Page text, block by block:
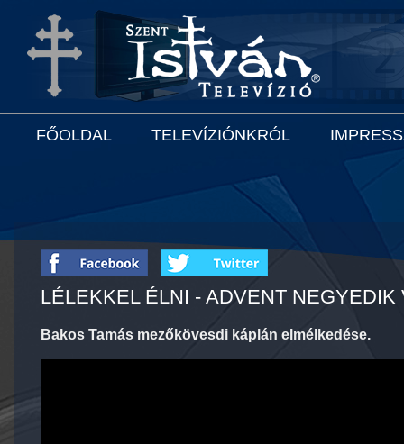
FŐOLDAL TELEVÍZIÓNKRÓL
LÉLEKKEL ÉLNI - ADVENT NEGYEDIK
Bakos Tamás mezőkövesdi káplán elmélkedése.